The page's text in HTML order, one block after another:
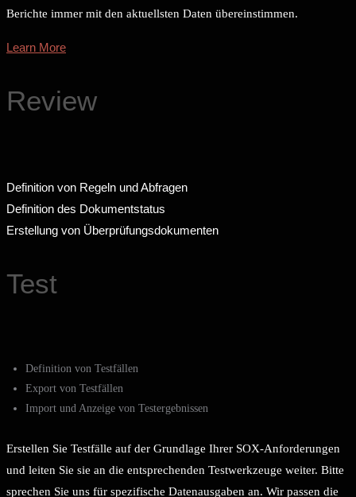
Berichte immer mit den aktuellsten Daten übereinstimmen.
Learn More
Review
Definition von Regeln und Abfragen
Definition des Dokumentstatus
Erstellung von Überprüfungsdokumenten
Test
Definition von Testfällen
Export von Testfällen
Import und Anzeige von Testergebnissen
Erstellen Sie Testfälle auf der Grundlage Ihrer SOX-Anforderungen
und leiten Sie sie an die entsprechenden Testwerkzeuge weiter. Bitte
sprechen Sie uns für spezifische Datenausgaben an. Wir passen die